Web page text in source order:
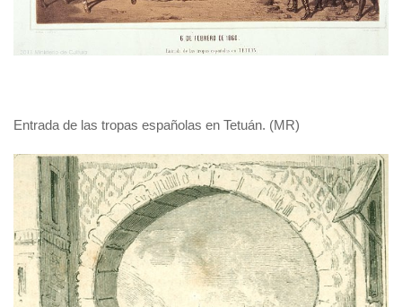
Entrada de las tropas españolas en Tetuán. (MR)